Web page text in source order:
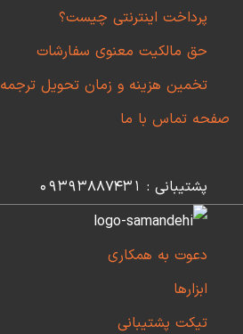
پرداخت اینترنتی چیست؟
حق مالکیت معنوی سفارشات
تخمین هزینه و زمان تحویل ترجمه
صفحه تماس با ما
پشتیبانی : 09393887431
دعوت به همکاری
ابزارها
تیکت پشتیبانی